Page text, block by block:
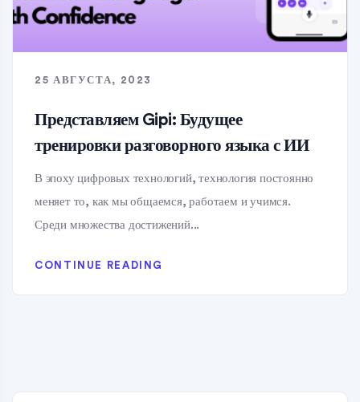
25 АВГУСТА, 2023
Представляем Gipi: Будущее
тренировки разговорного языка с ИИ
В эпоху цифровых технологий, технология постоянно
меняет то, как мы общаемся, работаем и учимся.
Среди множества достижений...
CONTINUE READING